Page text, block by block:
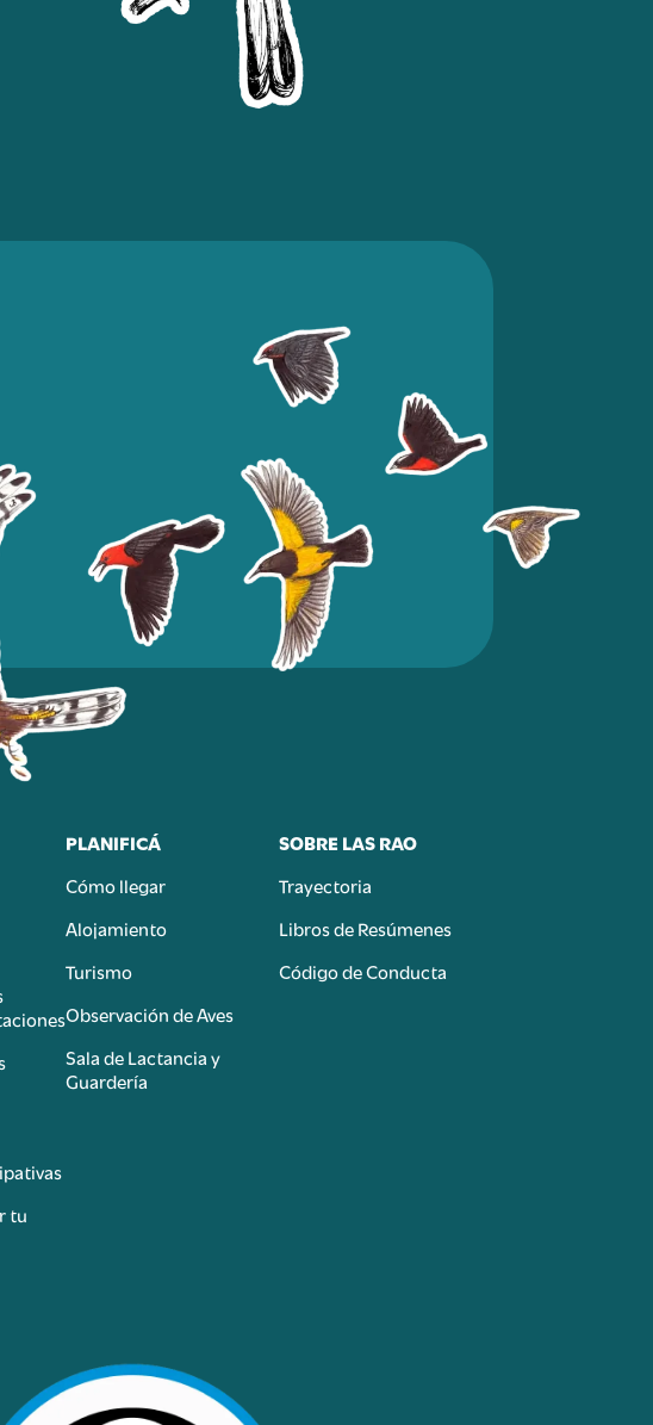
tu
PLANIFICÁ
Cómo llegar
Alojamiento
Turismo
Observación de Aves
Sala de Lactancia y
Guardería
SOBRE LAS RAO
Trayectoria
Libros de Resúmenes
Código de Conducta